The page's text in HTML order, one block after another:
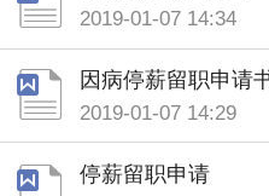
2019-01-07 14:34
因病停薪留职申请
2019-01-07 14:29
停薪留职申请